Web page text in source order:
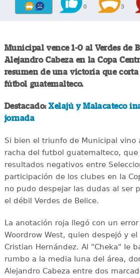
0 3
Municipal vence 1-0 al Verdes de
Alejandro Cabeza en la Copa
resumen de una victoria que
fútbol guatemalteco.
Destacado:Xelajú y Malacateco
jornada
Si bien el triunfo de Municipal vino
racha del futbol guatemalteco, que
resultados negativos entre
participación de los clubes en la
no pudo despejar las dudas al ser
el débil Verdes de Belice.
La anotación roja llegó con un
Woordrow West, quien despejó y
Cristian Hernández. Al "Cheka" le
rumbo a la media luna del área,
Alejandro Cabeza entre dos